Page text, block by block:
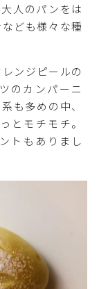
人のパンをは
ども様々な種
ンジピールの
のカンパーニ
も多めの中、
とモチモチ。
トもありまし